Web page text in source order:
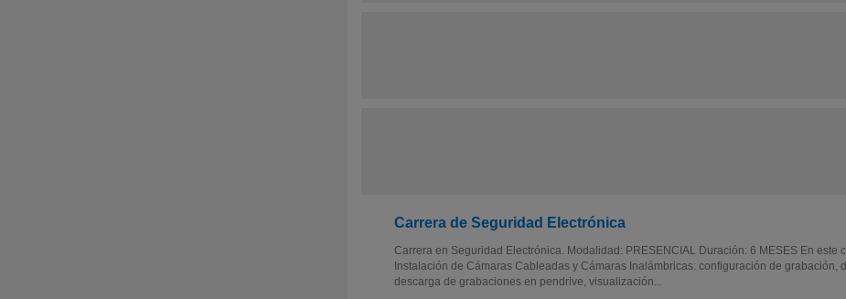
Carrera de Seguridad Electrónica
Carrera en Seguridad Electrónica. Modalidad: PRESENCIAL Duración: 6 MESES En este
Instalación de Cámaras Cableadas y Cámaras Inalámbricas: configuración de grabación,
descarga de grabaciones en pendrive, visualización...